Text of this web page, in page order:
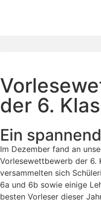
der 6.
Ein
Im Dezember fand an
Vorlesewettbewerb der 6.
versammelten sich
6a und 6b sowie einige
besten Vorleser dieser